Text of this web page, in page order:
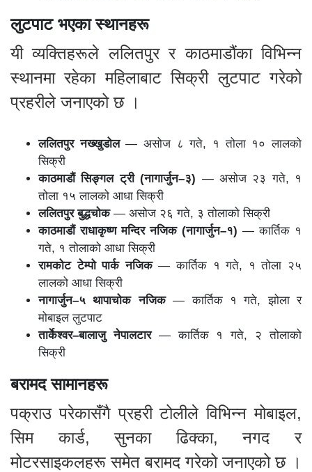
लुटपाट भएका स्थानहरू
यी व्यक्तिहरूले ललितपुर र काठमाडौंका विभिन्न
स्थानमा रहेका महिलाबाट सिक्री लुटपाट गरेको
प्रहरीले जनाएको छ ।
ललितपुर नख्खुडोल— असोज ८ गते, १ तोला १० लालको
सिक्री
काठमाडौं सिङ्गल ट्री (नागार्जुन–३) — असोज २३ गते, १
तोला १५ लालको आधा सिक्री
ललितपुर बुद्धचोक— असोज २६ गते, ३ तोलाको सिक्री
काठमाडौं राधाकृष्ण मन्दिर नजिक (नागार्जुन–१) — कार्तिक १
गते, १ तोलाको आधा सिक्री
रामकोट टेम्पो पार्क नजिक— कार्तिक १ गते, १ तोला २५
लालको आधा सिक्री
नागार्जुन–५ थापाचोक नजिक— कार्तिक १ गते, झोला र
मोबाइल लुटपाट
तार्केश्वर–बालाजु नेपालटार— कार्तिक १ गते, २ तोलाको
सिक्री
बरामद सामानहरू
पक्राउ परेकासँगै प्रहरी टोलीले विभिन्न मोबाइल,
सिम कार्ड, सुनका ढिक्का, नगद र
मोटरसाइकलहरू समेत बरामद गरेको जनाएको छ ।